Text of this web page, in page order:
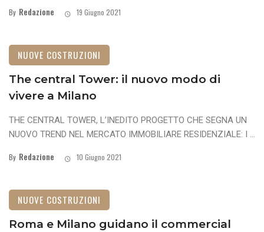
By Redazione 19 Giugno 2021
NUOVE COSTRUZIONI
The central Tower: il nuovo modo di
vivere a Milano
THE CENTRAL TOWER, L’INEDITO PROGETTO CHE SEGNA UN
NUOVO TREND NEL MERCATO IMMOBILIARE RESIDENZIALE: I ...
By Redazione 10 Giugno 2021
NUOVE COSTRUZIONI
Roma e Milano guidano il commercial